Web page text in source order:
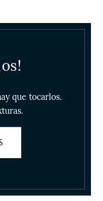
que tocarlos.